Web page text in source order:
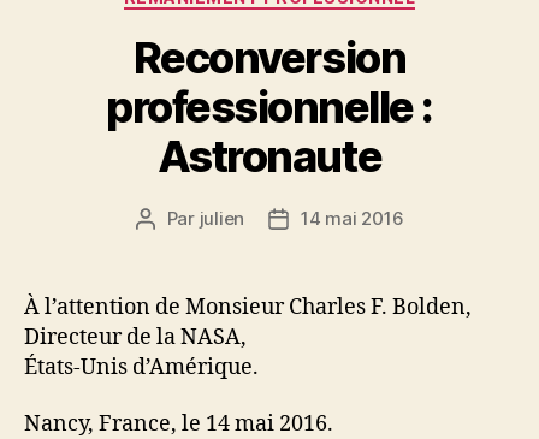
Reconversion
professionnelle :
Astronaute
Auteur
Par julien
Date14 mai 2016
À l’attention de Monsieur Charles F. Bolden,
Directeur de la NASA,
États-Unis d’Amérique.
Nancy, France, le 14 mai 2016.